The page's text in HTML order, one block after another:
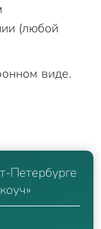
(любой
виде.
Петербурге